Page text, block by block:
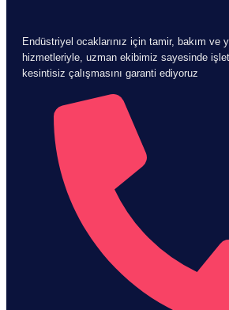
Endüstriyel ocaklarınız için tamir, bakım ve
hizmetleriyle, uzman ekibimiz sayesinde
kesintisiz çalışmasını garanti ediyoruz